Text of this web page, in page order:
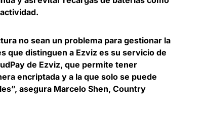
no sean un problema para gestionar la
que distinguen a Ezviz es su servicio de
de Ezviz, que permite tener
encriptada y a la que solo se puede
asegura Marcelo Shen, Country